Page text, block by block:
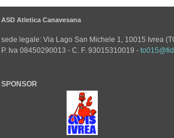
ASD Atletica Canavesana
sede legale: Via Lago San Michele 1, 10015 Ivrea
P. Iva 08450290013 - C. F. 93015310019 -
SPONSOR